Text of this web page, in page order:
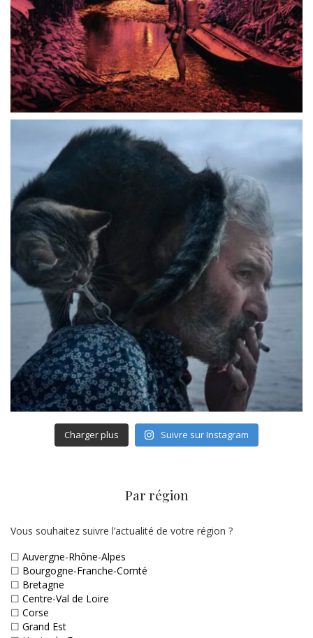
Charger plus Suivre sur Instagram
Par région
Vous souhaitez suivre l’actualité de votre région ?
☐ Auvergne-Rhône-Alpes
☐ Bourgogne-Franche-Comté
☐ Bretagne
☐ Centre-Val de Loire
☐ Corse
☐ Grand Est